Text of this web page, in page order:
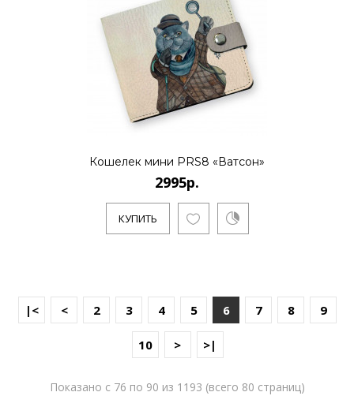
Кошелек мини PRS8 «Ватсон»
2995р.
КУПИТЬ
|< < 2 3 4 5 6 7 8 9
10 > >|
Показано с 76 по 90 из 1193 (всего 80 страниц)